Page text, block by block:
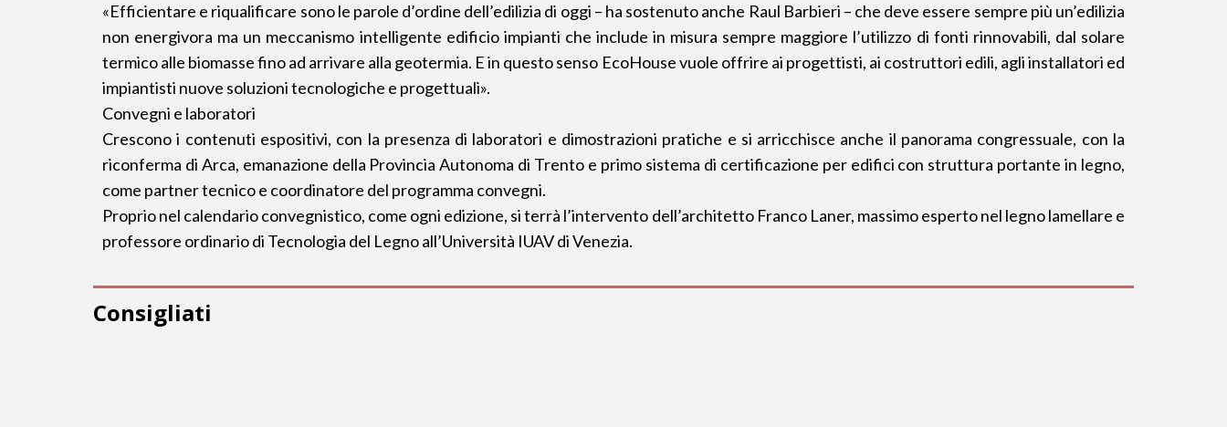
«Efficientare e riqualificare sono le parole d’ordine dell’edilizia di oggi – ha sostenuto anche Raul Barbieri – che deve essere sempre più un’edilizia
non energivora ma un meccanismo intelligente edificio impianti che include in misura sempre maggiore l’utilizzo di fonti rinnovabili, dal solare
termico alle biomasse fino ad arrivare alla geotermia. E in questo senso EcoHouse vuole offrire ai progettisti, ai costruttori edili, agli installatori ed
impiantisti nuove soluzioni tecnologiche e progettuali».
Convegni e laboratori
Crescono i contenuti espositivi, con la presenza di laboratori e dimostrazioni pratiche e si arricchisce anche il panorama congressuale, con la
riconferma di Arca, emanazione della Provincia Autonoma di Trento e primo sistema di certificazione per edifici con struttura portante in legno,
come partner tecnico e coordinatore del programma convegni.
Proprio nel calendario convegnistico, come ogni edizione, si terrà l’intervento dell’architetto Franco Laner, massimo esperto nel legno lamellare e
professore ordinario di Tecnologia del Legno all’Università IUAV di Venezia.
Consigliati